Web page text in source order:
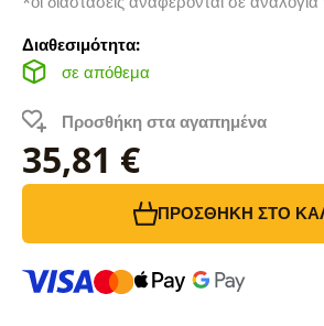
Διαθεσιμότητα:
σε απόθεμα
Προσθήκη στα αγαπημένα
35,81 €
ΠΡΟΣΘΉΚΗ ΣΤΟ